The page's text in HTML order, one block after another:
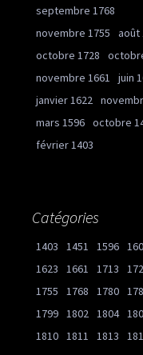
septembre 1768
novembre 1755
août
octobre 1728
novembre 1661
juin
janvier 1622
mars 1596 octobre
février 1403
Catégories
1403 1451 1596
1623
1661 1713
1755
1768 1780
1799 1802 1804
1810 1811 1813